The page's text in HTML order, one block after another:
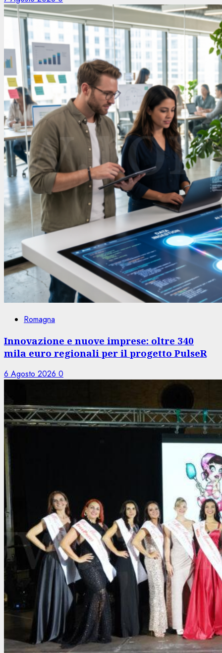
Romagna
Innovazione e nuove imprese: oltre 340
mila euro regionali per il progetto PulseR
6 Agosto 2026 0